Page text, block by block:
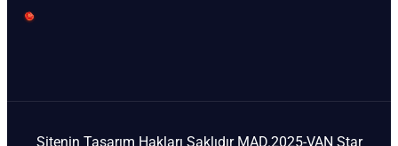
Sitenin Tasarım Hakları Saklıdır MAD.2025-VAN Star